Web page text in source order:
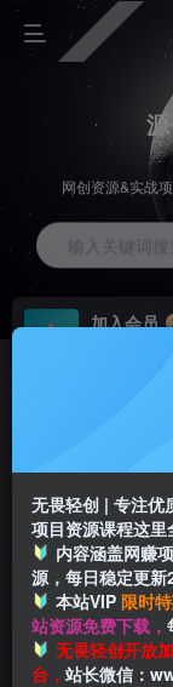
网创资源&实战
输入关键词搜
加入会员
推广返佣
首页 创业课程
付费阅读
无畏轻创 | 专注优
项目资源课程这里
内容涵盖网赚
源，每日稳定更新
本站VIP 限时特
站资源免费下载，
无畏轻创开放
台， 站长微信：